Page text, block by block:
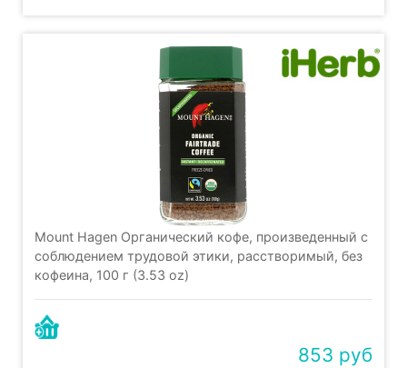
Mount Hagen Органический кофе, произведенный с
соблюдением трудовой этики, расстворимый, без
кофеина, 100 г (3.53 oz)
853 руб